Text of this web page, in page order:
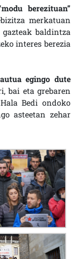
berezituan”
merkatuan
baldintza
interes berezia
egingo dute
bai eta grebaren
Bedi ondoko
asteetan zehar